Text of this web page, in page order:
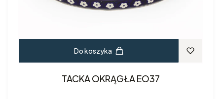
Do koszyka
TACKA OKRĄGŁA EO37